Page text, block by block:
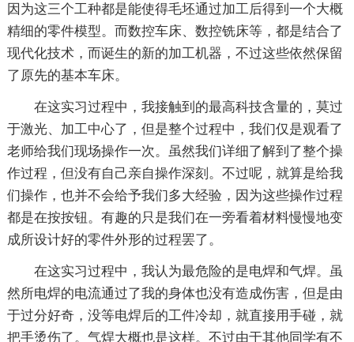
因为这三个工种都是能使得毛坯通过加工后得到一个大概
精细的零件模型。而数控车床、数控铣床等，都是结合了
现代化技术，而诞生的新的加工机器，不过这些依然保留
了原先的基本车床。
在这实习过程中，我接触到的最高科技含量的，莫过
于激光、加工中心了，但是整个过程中，我们仅是观看了
老师给我们现场操作一次。虽然我们详细了解到了整个操
作过程，但没有自己亲自操作深刻。不过呢，就算是给我
们操作，也并不会给予我们多大经验，因为这些操作过程
都是在按按钮。有趣的只是我们在一旁看着材料慢慢地变
成所设计好的零件外形的过程罢了。
在这实习过程中，我认为最危险的是电焊和气焊。虽
然所电焊的电流通过了我的身体也没有造成伤害，但是由
于过分好奇，没等电焊后的工件冷却，就直接用手碰，就
把手烫伤了。气焊大概也是这样。不过由于其他同学有不